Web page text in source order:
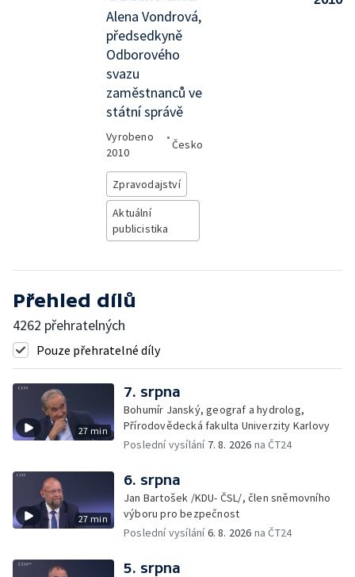
Alena Vondrová,
předsedkyně
Odborového
svazu
zaměstnanců ve
státní správě
Vyrobeno
2010
•
Česko
Zpravodajství
Aktuální
publicistika
Přehled dílů
4262 přehratelných
Pouze přehratelné díly
27 min
7. srpna
Bohumír Janský, geograf a hydrolog,
Přírodovědecká fakulta Univerzity Karlovy
Poslední vysílání 7. 8. 2026 na ČT24
27 min
6. srpna
Jan Bartošek /KDU- ČSL/, člen sněmovního
výboru pro bezpečnost
Poslední vysílání6. 8. 2026 na ČT24
5. srpna